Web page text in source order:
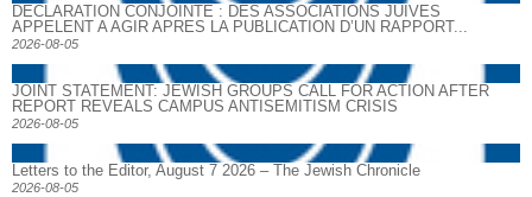
DECLARATION CONJOINTE : DES ASSOCIATIONS JUIVES
APPELENT A AGIR APRES LA PUBLICATION D’UN RAPPORT...
2026-08-05
JOINT STATEMENT: JEWISH GROUPS CALL FOR ACTION AFTER
REPORT REVEALS CAMPUS ANTISEMITISM CRISIS
2026-08-05
Letters to the Editor, August 7 2026 – The Jewish Chronicle
2026-08-05